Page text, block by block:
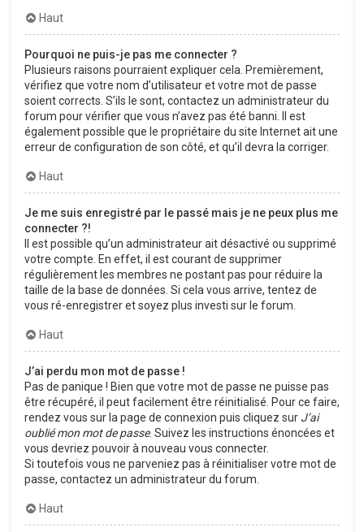
Haut
Pourquoi ne puis-je pas me connecter ?
Plusieurs raisons pourraient expliquer cela. Premièrement,
vérifiez que votre nom d’utilisateur et votre mot de passe
soient corrects. S’ils le sont, contactez un administrateur du
forum pour vérifier que vous n’avez pas été banni. Il est
également possible que le propriétaire du site Internet ait une
erreur de configuration de son côté, et qu’il devra la corriger.
Haut
Je me suis enregistré par le passé mais je ne peux plus me
connecter ?!
Il est possible qu’un administrateur ait désactivé ou supprimé
votre compte. En effet, il est courant de supprimer
régulièrement les membres ne postant pas pour réduire la
taille de la base de données. Si cela vous arrive, tentez de
vous ré-enregistrer et soyez plus investi sur le forum.
Haut
J’ai perdu mon mot de passe !
Pas de panique ! Bien que votre mot de passe ne puisse pas
être récupéré, il peut facilement être réinitialisé. Pour ce faire,
rendez vous sur la page de connexion puis cliquez sur J’ai
oublié mon mot de passe. Suivez les instructions énoncées et
vous devriez pouvoir à nouveau vous connecter.
Si toutefois vous ne parveniez pas à réinitialiser votre mot de
passe, contactez un administrateur du forum.
Haut